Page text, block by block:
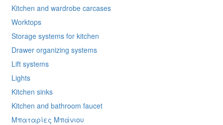
Kitchen and wardrobe carcases
Worktops
Storage systems for kitchen
Drawer organizing systems
Lift systems
Lights
Kitchen sinks
Kitchen and bathroom faucet
Μπαταρίες Μπάνιου